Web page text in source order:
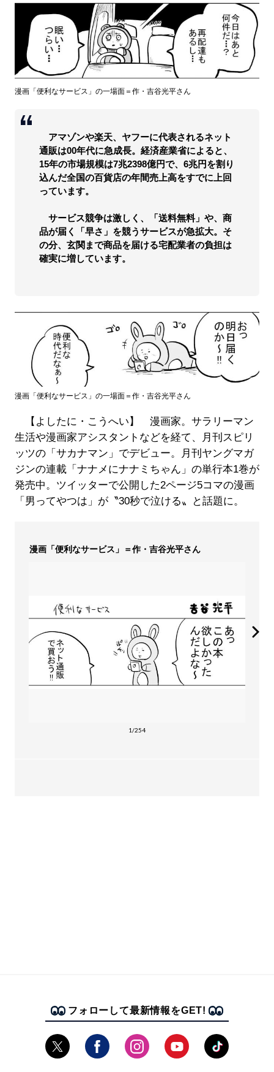
漫画「便利なサービス」の一場面＝作・吉谷光平さん
アマゾンや楽天、ヤフーに代表されるネット
通販は00年代に急成長。経済産業省によると、
15年の市場規模は7兆2398億円で、6兆円を割り
込んだ全国の百貨店の年間売上高をすでに上回
っています。
サービス競争は激しく、「送料無料」や、商
品が届く「早さ」を競うサービスが急拡大。そ
の分、玄関まで商品を届ける宅配業者の負担は
確実に増しています。
漫画「便利なサービス」の一場面＝作・吉谷光平さん
【よしたに・こうへい】 漫画家。サラリーマン
生活や漫画家アシスタントなどを経て、月刊スピリ
ッツの「サカナマン」でデビュー。月刊ヤングマガ
ジンの連載「ナナメにナナミちゃん」の単行本1巻が
発売中。ツイッターで公開した2ページ5コマの漫画
「男ってやつは」が〝30秒で泣ける〟と話題に。
漫画「便利なサービス」＝作・吉谷光平さん
1/254
フォローして最新情報をGET!